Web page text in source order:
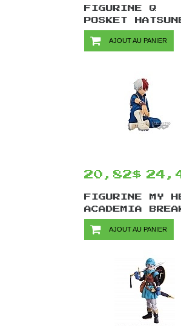
FIGURINE Q
POSKET
MIKU PAR
BANPRESTO -
AJOUT AU PANIER
20,82$
FIGURINE MY
ACADEMIA
TIME
VOL.3 PAR
SHOTO
AJOUT AU PANIER